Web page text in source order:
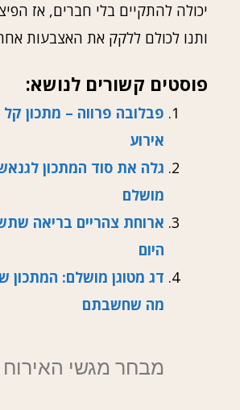
יכולה להתקיים בלי חברים, אז
ותנו לכולם ללקק את האצבעות
פוסטים קשורים לנושא:
פבלובה פרווה – מתכון
אירוע
גלה את סוד המתכון
מושלם
ארוחת צהריים בריאה
היום
דג מטוגן מושלם: המתכון
מה שחשבתם
מבחר מגשי האירוח